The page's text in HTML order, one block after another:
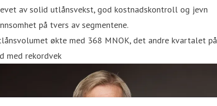
av solid utlånsvekst, god kostnadskontroll og jevn
på tvers av segmentene.
økte med 368 MNOK, det andre kvartalet på
med rekordvek